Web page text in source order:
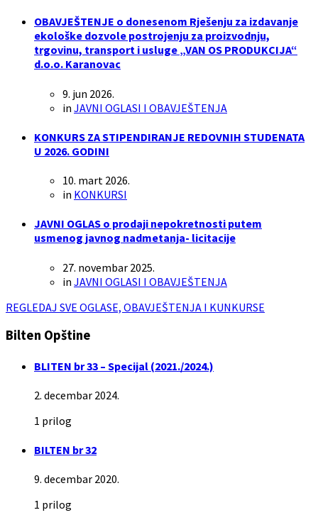
OBAVJEŠTENJE o donesenom Rješenju za izdavanje
ekološke dozvole postrojenju za proizvodnju,
trgovinu, transport i usluge „VAN OS PRODUKCIJA“
d.o.o. Karanovac
9. jun 2026.
in JAVNI OGLASI I OBAVJEŠTENJA
KONKURS ZA STIPENDIRANJE REDOVNIH STUDENATA
U 2026. GODINI
10. mart 2026.
in KONKURSI
JAVNI OGLAS o prodaji nepokretnosti putem
usmenog javnog nadmetanja- licitacije
27. novembar 2025.
in JAVNI OGLASI I OBAVJEŠTENJA
REGLEDAJ SVE OGLASE, OBAVJEŠTENJA I KUNKURSE
Bilten Opštine
BLITEN br 33 – Specijal (2021./2024.)
2. decembar 2024.
1 prilog
BILTEN br 32
9. decembar 2020.
1 prilog